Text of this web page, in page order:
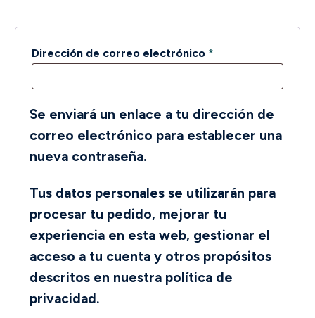
Dirección de correo electrónico *
Se enviará un enlace a tu dirección de
correo electrónico para establecer una
nueva contraseña.
Tus datos personales se utilizarán para
procesar tu pedido, mejorar tu
experiencia en esta web, gestionar el
acceso a tu cuenta y otros propósitos
descritos en nuestra política de
privacidad.